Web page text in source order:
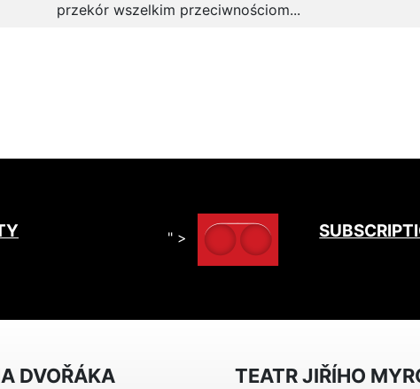
przekór wszelkim przeciwnościom...
" >
DVOŘÁKA TEATR JIŘÍHO